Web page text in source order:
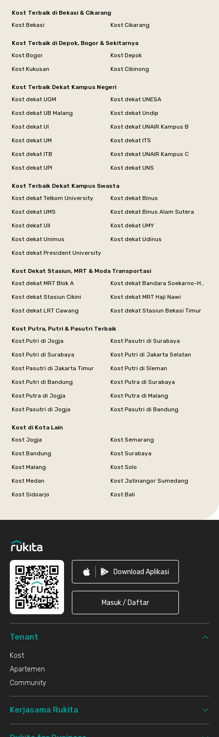
Kost Terbaik di Bekasi & Cikarang
Kost Bekasi
Kost Cikarang
Kost Terbaik di Depok, Bogor & Sekitarnya
Kost Bogor
Kost Depok
Kost Kukusan
Kost Cibinong
Kost Terbaik Dekat Kampus Negeri
Kost dekat UGM
Kost dekat UNESA
Kost dekat UB Malang
Kost dekat Undip
Kost dekat UI
Kost dekat UNAIR Kampus B
Kost dekat UM
Kost dekat ITS
Kost dekat ITB
Kost dekat UNAIR Kampus C
Kost dekat UPI
Kost dekat UNS
Kost Terbaik Dekat Kampus Swasta
Kost dekat Telkom University
Kost dekat Binus
Kost dekat UMS
Kost dekat Binus Alam Sutera
Kost dekat UII
Kost dekat UMY
Kost dekat Unimus
Kost dekat Udinus
Kost dekat President University
Kost Dekat Stasiun, MRT & Moda Transportasi
Kost dekat MRT Blok A
Kost dekat Bandara Soekarno-Hatta
Kost dekat Stasiun Cikini
Kost dekat MRT Haji Nawi
Kost dekat LRT Cawang
Kost dekat Stasiun Bekasi Timur
Kost Putra, Putri & Pasutri Terbaik
Kost Putri di Jogja
Kost Pasutri di Surabaya
Kost Putri di Surabaya
Kost Putri di Jakarta Selatan
Kost Pasutri di Jakarta Timur
Kost Putri di Sleman
Kost Putri di Bandung
Kost Putra di Surabaya
Kost Putra di Jogja
Kost Putra di Malang
Kost Pasutri di Jogja
Kost Pasutri di Bandung
Kost di Kota Lain
Kost Jogja
Kost Semarang
Kost Bandung
Kost Surabaya
Kost Malang
Kost Solo
Kost Medan
Kost Jatinangor Sumedang
Kost Sidoarjo
Kost Bali
Download Aplikasi
Masuk / Daftar
Tenant
Kost
Apartemen
Community
Kerjasama Rukita